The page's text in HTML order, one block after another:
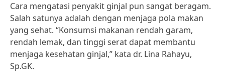
Cara mengatasi penyakit ginjal pun sangat beragam.
Salah satunya adalah dengan menjaga pola makan
yang sehat. “Konsumsi makanan rendah garam,
rendah lemak, dan tinggi serat dapat membantu
menjaga kesehatan ginjal,” kata dr. Lina Rahayu,
Sp.GK.